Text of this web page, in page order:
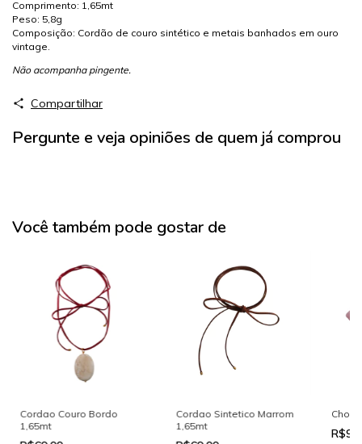
Comprimento: 1,65mt
Peso: 5,8g
Composição: Cordão de couro sintético e metais banhados em ouro
vintage.
Não acompanha pingente.
Compartilhar
Pergunte e veja opiniões de quem já comprou
Você também pode gostar de
Cordao Couro Bordo
1,65mt
Cordao Sintetico Marrom
1,65mt